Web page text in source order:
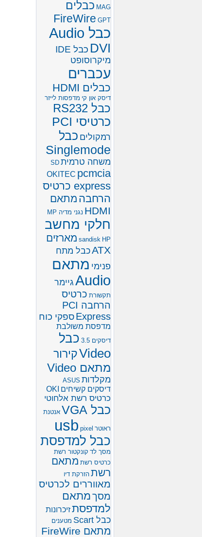
MAG כבלים
FireWire GPT
כבל Audio
DVI כבל IDE
מיקרוסופט
עכברים
כבלים HDMI
דיסק און קי מדפסות לייזר
כבל RS232
כרטיסי PCI
רמקולים כבל
Singlemode
משחה טרמית SD
OKITEC pcmcia
express כרטיס
הרחבה מתאם
HDMI נגני מדיה MP
חלקי מחשב
sandisk HP
מארזים
ATXכבל מתח
פנימי מתאם
Audio גיימר
תקשורת כרטיס
הרחבה PCI
Expressספקי כוח
מדפסת משולבת
דיסקים 3.5
כבל
Videoקירור
מתאם Video
מקלדות ASUS
דיסקים קשיחים OKI
כרטיס רשת אלחוטי
כבל VGA אנטנת
ראוטר usb pixel
כבל למדפסת
מסך לד קונקטור רשת
כרטיס רשת מתאם
רשת הזרקת דיו
מאווררים לכרטיס
מסךמתאם
למדפסתזיכרונות
כבל Scart מטענים
מתאם FireWire